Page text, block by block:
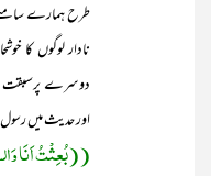
طرح ہمارے سامنے
نادار لوگوں کا
دوسرے
اور حدیث میں
((بُعِثْتُ اَنَا